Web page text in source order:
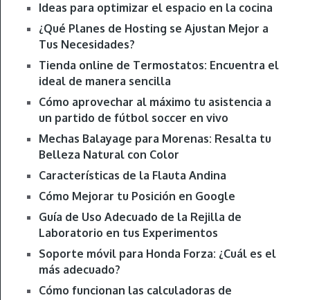
Ideas para optimizar el espacio en la cocina
¿Qué Planes de Hosting se Ajustan Mejor a
Tus Necesidades?
Tienda online de Termostatos: Encuentra el
ideal de manera sencilla
Cómo aprovechar al máximo tu asistencia a
un partido de fútbol soccer en vivo
Mechas Balayage para Morenas: Resalta tu
Belleza Natural con Color
Características de la Flauta Andina
Cómo Mejorar tu Posición en Google
Guía de Uso Adecuado de la Rejilla de
Laboratorio en tus Experimentos
Soporte móvil para Honda Forza: ¿Cuál es el
más adecuado?
Cómo funcionan las calculadoras de